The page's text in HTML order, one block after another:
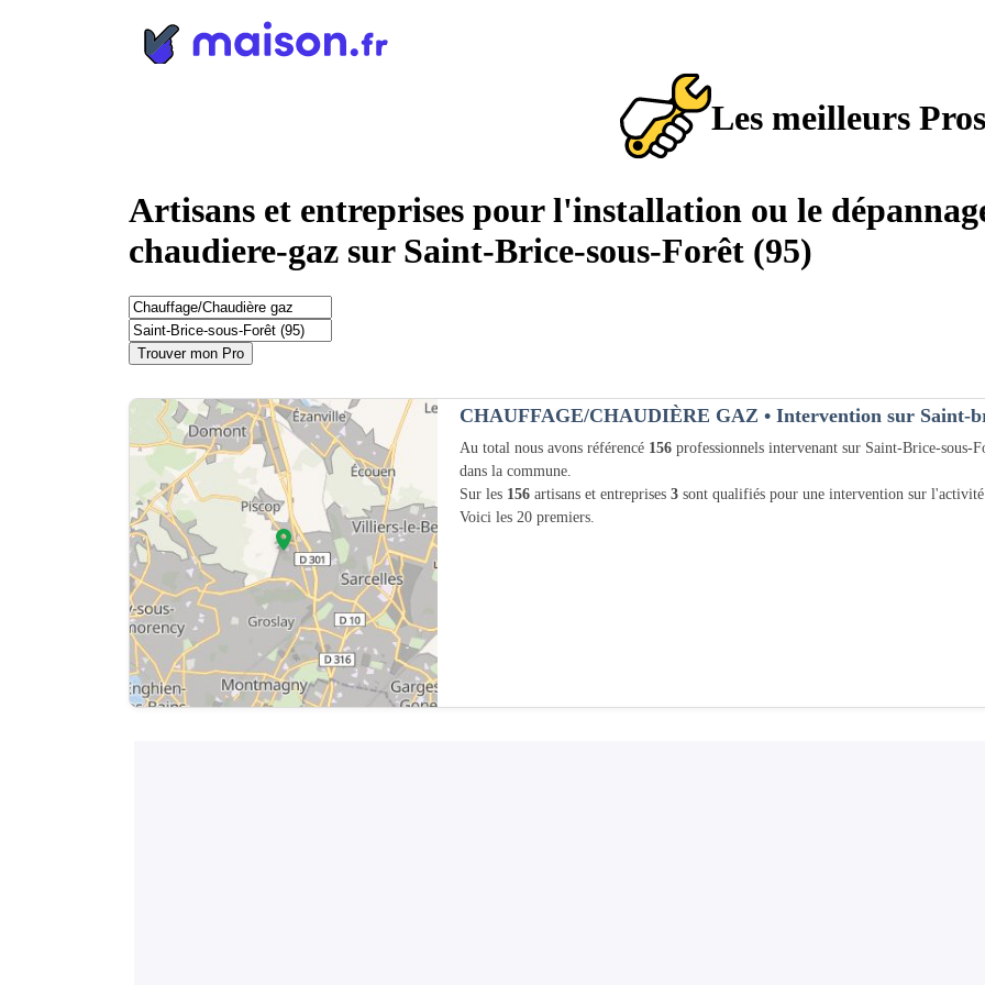
Les meilleurs
Artisans et entreprises pour l'installation ou le
chaudiere-gaz sur Saint-Brice-sous-Forêt (95)
Trouver mon Pro
CHAUFFAGE/CHAUDIÈRE GAZ • Intervention sur Saint-
Au total nous avons référencé 156 professionnels intervenant sur Saint-Brice-sous-
dans la commune.
Sur les 156 artisans et entreprises 3 sont qualifiés pour une intervention sur l'activité
Voici les 20 premiers.